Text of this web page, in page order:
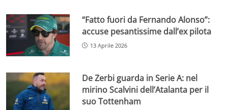
“Fatto fuori da Fernando Alonso”:
accuse pesantissime dall’ex pilota
13 Aprile 2026
De Zerbi guarda in Serie A: nel
mirino Scalvini dell’Atalanta per il
suo Tottenham